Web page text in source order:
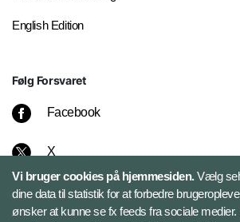
English Edition
Følg Forsvaret
Facebook
X
Instagram
Vi bruger cookies på hjemmesiden.Vælg
dine data til statistik for at forbedre
ønsker at kunne se fx feeds fra sociale medier.